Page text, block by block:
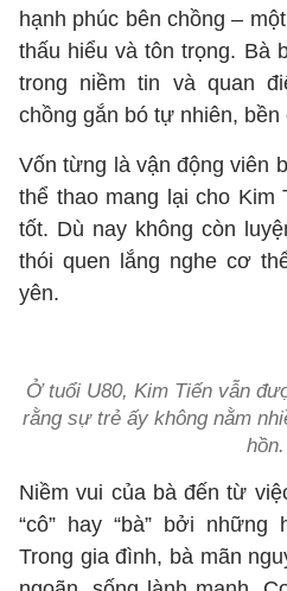
hạnh phúc bên chồng –
thấu hiểu và tôn trọng. Bà
trong niềm tin và quan
chồng gắn bó tự nhiên,
Vốn từng là vận động viên
thể thao mang lại cho Kim
tốt. Dù nay không còn
thói quen lắng nghe cơ
yên.
Ở tuổi U80, Kim Tiến vẫn
rằng sự trẻ ấy không nằm
hồn.
Niềm vui của bà đến từ
“cô” hay “bà” bởi
Trong gia đình, bà mãn